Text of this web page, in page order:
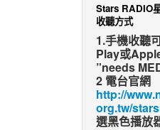
Stars RADIO
收聽方式
1.手機收聽
Play或
”needs
2 電台官網
http://
org.tw/
選黑色播放